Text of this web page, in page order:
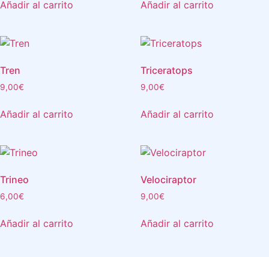
Añadir al carrito Añadir al carrito
Tren
9,00€
Añadir al carrito
Triceratops
9,00€
Añadir al carrito
Trineo
6,00€
Añadir al carrito
Velociraptor
9,00€
Añadir al carrito